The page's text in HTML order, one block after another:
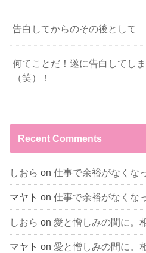
告白してからのその後として
何てことだ！遂に告白してし
（笑）！
Recent Comments
しおら on仕事で余裕がなくな
マヤト on仕事で余裕がなくな
しおら on愛と憎しみの間に。
マヤト on愛と憎しみの間に。